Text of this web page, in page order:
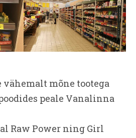
vähemalt mõne tootega
peale Vanalinna
Raw Power ning Girl